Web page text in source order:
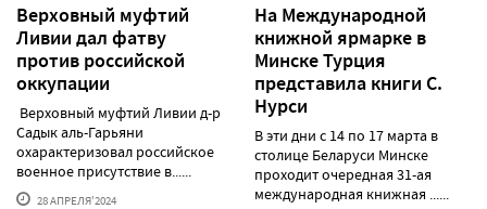
Верховный муфтий
Ливии дал фатву
против российской
оккупации
Верховный муфтий Ливии д-р
Садык аль-Гарьяни
охарактеризовал российское
военное присутствие в......
28 АПРЕЛЯ'2024
На Международной
книжной ярмарке в
Минске Турция
представила книги С.
Нурси
В эти дни с 14 по 17 марта в
столице Беларуси Минске
проходит очередная 31-ая
международная книжная ......